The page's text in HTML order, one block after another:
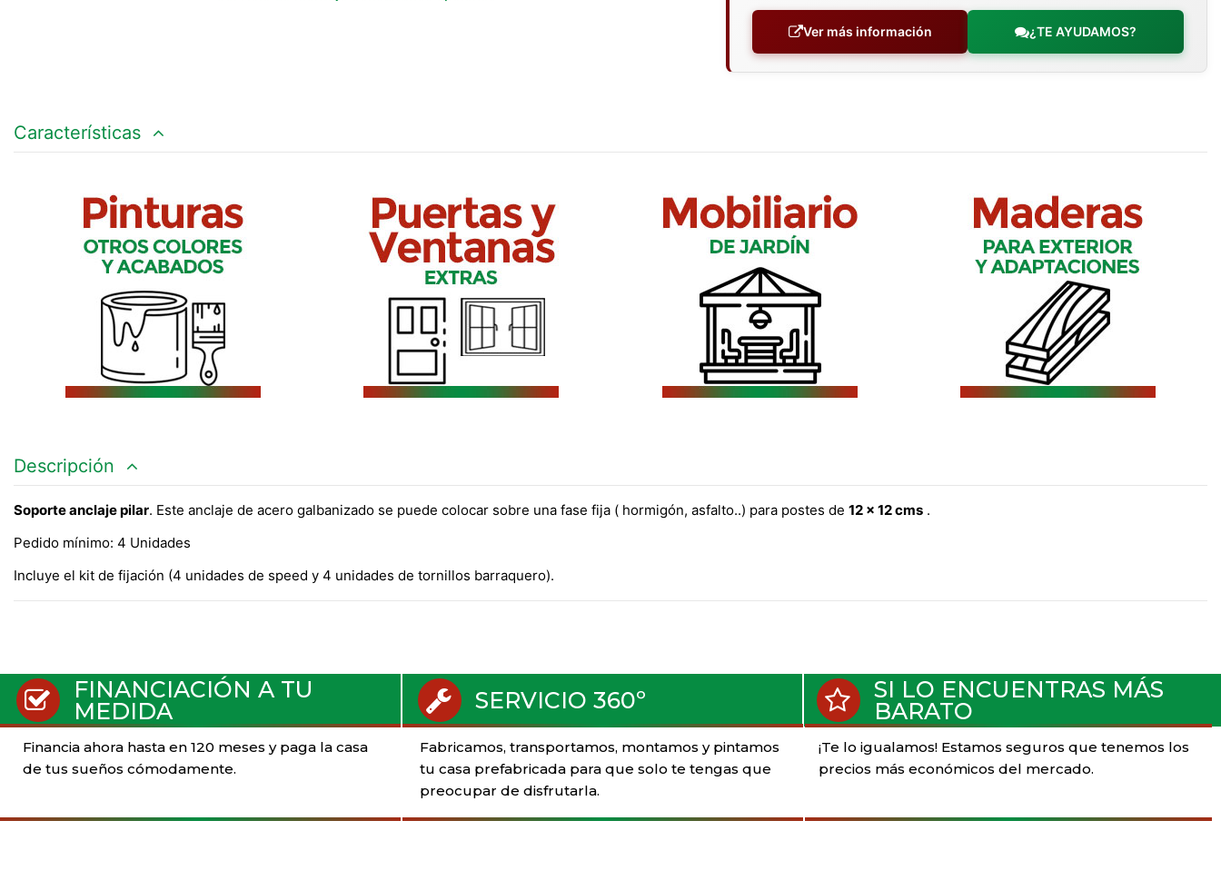
Ver más información ¿TE AYUDAMOS?
Características
Descripción
Soporte anclaje pilar. Este anclaje de acero galbanizado se puede colocar sobre una fase fija ( hormigón, asfalto..) para postes de 12 x 12 cms .
Pedido mínimo: 4 Unidades
Incluye el kit de fijación (4 unidades de speed y 4 unidades de tornillos barraquero).
FINANCIACIÓN A TU
MEDIDA
SERVICIO 360º
SI LO ENCUENTRAS MÁS
BARATO
Financia ahora hasta en 120 meses y paga la casa
de tus sueños cómodamente.
Fabricamos, transportamos, montamos y pintamos
tu casa prefabricada para que solo te tengas que
preocupar de disfrutarla.
¡Te lo igualamos! Estamos seguros que tenemos los
precios más económicos del mercado.